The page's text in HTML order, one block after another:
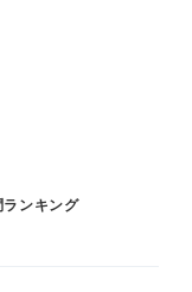
ランキング